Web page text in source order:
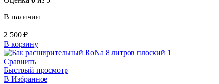
В наличии
2 500 ₽
В корзину
Сравнить
Быстрый просмотр
В Избранное